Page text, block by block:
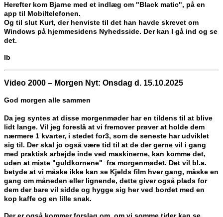
Herefter kom Bjarne med et indlæg om "Black matic", på en
app til Mobiltelefonen.
Og til slut Kurt, der henviste til det han havde skrevet om
Windows på hjemmesidens Nyhedsside. Der kan I gå ind og se
det.
Ib
Video 2000 – Morgen Nyt: Onsdag d. 15.10.2025
God morgen alle sammen
Da jeg syntes at disse morgenmøder har en tildens til at blive
lidt lange. Vil jeg foreslå at vi fremover prøver at holde dem
nærmere 1 kvarter, i stedet for3, som de seneste har udviklet
sig til. Der skal jo også være tid til at de der gerne vil i gang
med praktisk arbejde inde ved maskinerne, kan komme det,
uden at miste "guldkornene" fra morgenmødet. Det vil bl.a.
betyde at vi måske ikke kan se Kjelds film hver gang, måske en
gang om måneden eller lignende, dette giver også plads for
dem der bare vil sidde og hygge sig her ved bordet med en
kop kaffe og en lille snak.